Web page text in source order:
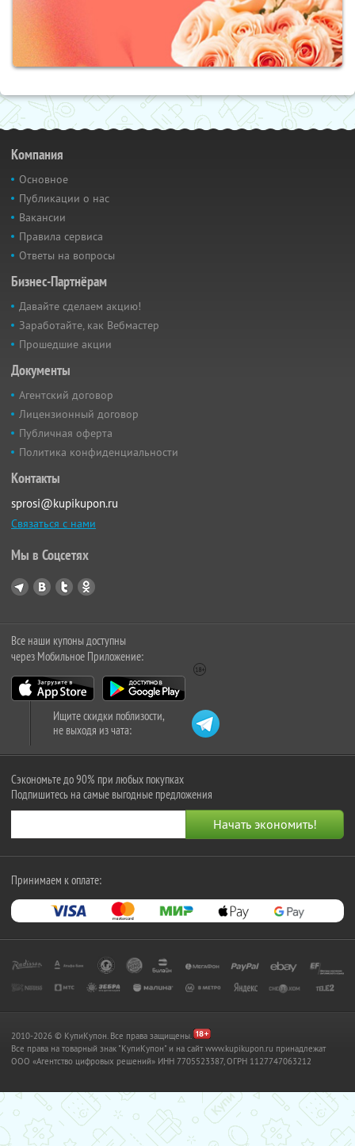
Компания
Основное
Публикации о нас
Вакансии
Правила сервиса
Ответы на вопросы
Бизнес-Партнёрам
Давайте сделаем акцию!
Заработайте, как Вебмастер
Прошедшие акции
Документы
Агентский договор
Лицензионный договор
Публичная оферта
Политика конфиденциальности
Контакты
sprosi@kupikupon.ru
Связаться с нами
Мы в Соцсетях
Все наши купоны доступны
через Мобильное Приложение:
Ищите скидки поблизости,
не выходя из чата:
Сэкономьте до 90% при любых покупках
Подпишитесь на самые выгодные предложения
Принимаем к оплате:
2010-2026 © КупиКупон. Все права защищены.
Все права на товарный знак "КупиКупон" и на сайт www.kupikupon.ru принадлежат
OOO «Агентство цифровых решений» ИНН 7705523387, ОГРН 1127747063212